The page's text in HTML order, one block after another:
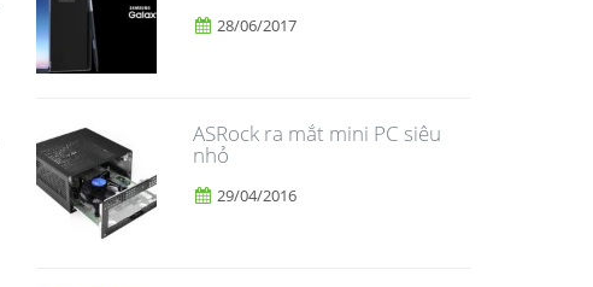
28/06/2017
ASRock ra mắt mini PC siêu
nhỏ
29/04/2016